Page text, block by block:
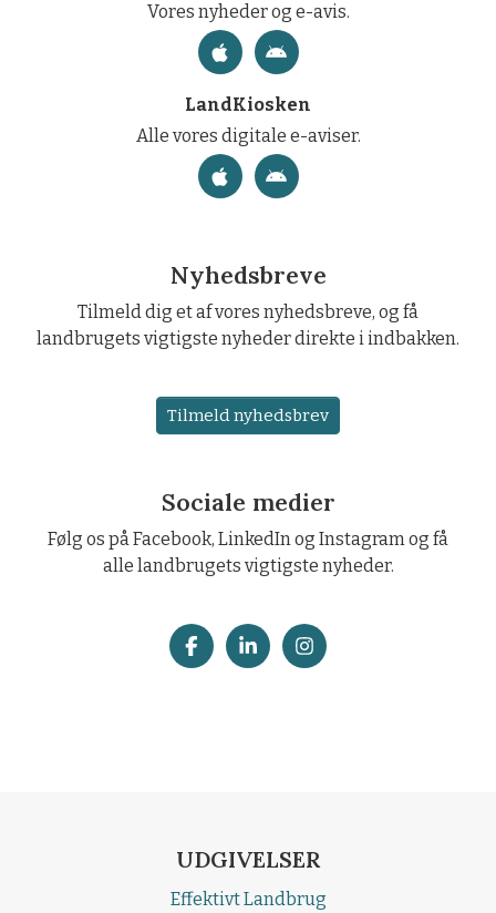
Vores nyheder og e-avis.
LandKiosken
Alle vores digitale e-aviser.
Nyhedsbreve
Tilmeld dig et af vores nyhedsbreve, og få
landbrugets vigtigste nyheder direkte i indbakken.
Tilmeld nyhedsbrev
Sociale medier
Følg os på Facebook, LinkedIn og Instagram og få
alle landbrugets vigtigste nyheder.
UDGIVELSER
Effektivt Landbrug